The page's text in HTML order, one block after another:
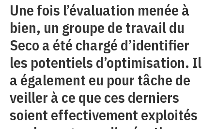
Une fois l’évaluation menée à
bien, un groupe de travail du
Seco a été chargé d’identifier
les potentiels d’optimisation. Il
a également eu pour tâche de
veiller à ce que ces derniers
soient effectivement exploités